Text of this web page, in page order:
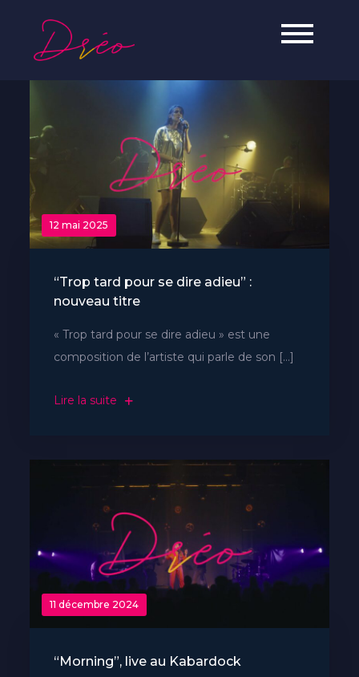
content
Ariste Soul, Jazz & Hip-Hop de l'île
12 mai 2025
“Trop tard pour se dire adieu” :
nouveau titre
« Trop tard pour se dire adieu » est une
composition de l’artiste qui parle de son […]
Lire la suite
11 décembre 2024
“Morning”, live au Kabardock